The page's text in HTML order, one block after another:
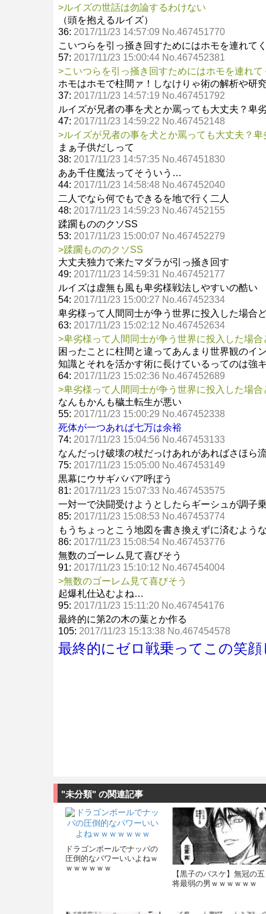
>ルイズの世話は勿論するわけない
（頭を抱えるルイズ）
36: 2017/11/23 14:57:09 No.467451770
こいつらを引っ掻き回すためにはホモを連れて
57: 2017/11/23 15:00:44 No.467452381
>こいつらを引っ掻き回すためにはホモを連れ
ホモはホモで柱間ァ！しなけりゃ術の解析や研
37: 2017/11/23 14:57:19 No.467451792
ルイズが兄者の事を犬とか罵っても大丈夫？卑
47: 2017/11/23 14:59:22 No.467452148
>ルイズが兄者の事を犬とか罵っても大丈夫？
まぁ子供だしって
38: 2017/11/23 14:57:35 No.467451830
ああ千住魔法ってそういう…
44: 2017/11/23 14:58:48 No.467452040
二人でなら何でもできるを地で行く二人
48: 2017/11/23 14:59:23 No.467452155
蹂躙もののクソSS
53: 2017/11/23 15:00:07 No.467452279
>蹂躙もののクソSS
大丈夫独力で来たマダラが引っ掻き回す
49: 2017/11/23 14:59:31 No.467452177
ルイズは虚無も風も卑劣様戦法しやすいの酷い
54: 2017/11/23 15:00:27 No.467452334
卑劣様って人間同士が争う世界に投入した場合
63: 2017/11/23 15:02:12 No.467452634
>卑劣様って人間同士が争う世界に投入した場
困ったことに柱間と違ってあんまり世界観のイ
知識とそれを活かす術に長けているってのは強
64: 2017/11/23 15:02:36 No.467452689
>卑劣様って人間同士が争う世界に投入した場
なんもかんも穢土転生が悪い
55: 2017/11/23 15:00:29 No.467452338
死体が一つあれば七万は余裕
74: 2017/11/23 15:04:56 No.467453133
なんだっけ破壊の杖だっけあれがあればさほら
75: 2017/11/23 15:05:00 No.467453149
黒幕にウサギババア呼ぼう
81: 2017/11/23 15:07:33 No.467453575
一対一で決闘受けようとしたらギーシュが調子
85: 2017/11/23 15:08:53 No.467453774
もうちょっとこう地図を書き換えずに済むよう
86: 2017/11/23 15:08:54 No.467453776
無数のゴーレム見て喜びそう
91: 2017/11/23 15:10:12 No.467454004
>無数のゴーレム見て喜びそう
起爆札仕込むよね…
95: 2017/11/23 15:11:20 No.467454176
最終的に第2の木の葉とか作る
105: 2017/11/23 15:13:38 No.467454578
最終的にゼロ戦乗ってこの笑
"未分類" の関連記事
ドラゴンボールでナッパの
圧倒的なパワーいいよねｗ
ｗｗｗｗｗｗ
【黒子のバスケ】無冠の五
将最弱の男ｗｗｗｗｗｗ